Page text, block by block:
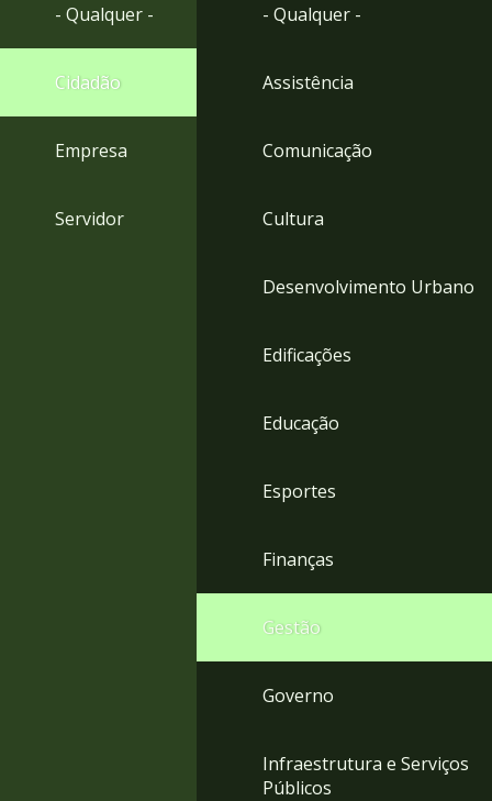
rodapé
- Qualquer -
Cidadão
Empresa
Servidor
- Qualquer -
Assistência
Comunicação
Cultura
Desenvolvimento Urbano
Edificações
Educação
Esportes
Finanças
Gestão
Governo
Infraestrutura e Serviços
Públicos